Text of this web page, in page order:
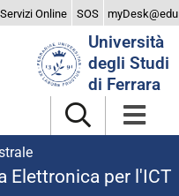
Servizi Online SOS myDesk@edu
Università
degli Studi
di Ferrara
Elettronica per l'ICT